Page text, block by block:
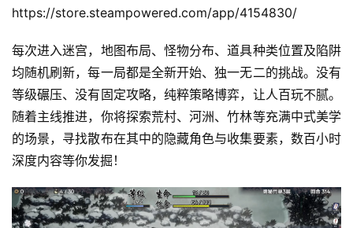
https://store.steampowered.com/app/4154830/
每次进入迷宫，地图布局、怪物分布、道具种类位置及陷阱
均随机刷新，每一局都是全新开始、独一无二的挑战。没有
等级碾压、没有固定攻略，纯粹策略博弈，让人百玩不腻。
随着主线推进，你将探索荒村、河洲、竹林等充满中式美学
的场景，寻找散布在其中的隐藏角色与收集要素，数百小时
深度内容等你发掘！